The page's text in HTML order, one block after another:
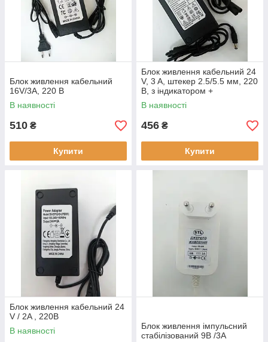
Блок живлення кабельний
16V/3A, 220 В
В наявності
510 ₴
Купити
Блок живлення кабельний 24
V, 3 A, штекер 2.5/5.5 мм, 220
В, з індикатором +
мережевий шнур
В наявності
456 ₴
Купити
Блок живлення кабельний 24
V / 2A , 220В
В наявності
Блок живлення імпульсний
стабілізований 9В /3A